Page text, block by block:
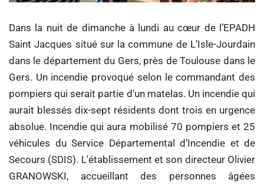
Dans la nuit de dimanche à lundi au cœur de l’EPADH
Saint Jacques situé sur la commune de L’Isle-Jourdain
dans le département du Gers, près de Toulouse dans le
Gers. Un incendie provoqué selon le commandant des
pompiers qui serait partie d'un matelas. Un incendie qui
aurait blessés dix-sept résidents dont trois en urgence
absolue. Incendie qui aura mobilisé 70 pompiers et 25
véhicules du Service Départemental d’Incendie et de
Secours (SDIS). L'établissement et son directeur Olivier
GRANOWSKI, accueillant des personnes âgées